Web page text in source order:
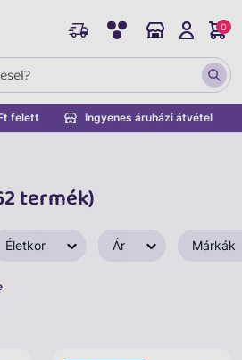
felett Ingyenes áruházi átvétel
0
termék)
Életkor Ár Márkák